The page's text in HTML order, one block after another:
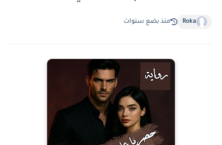
Roka منذ بضع سنوات